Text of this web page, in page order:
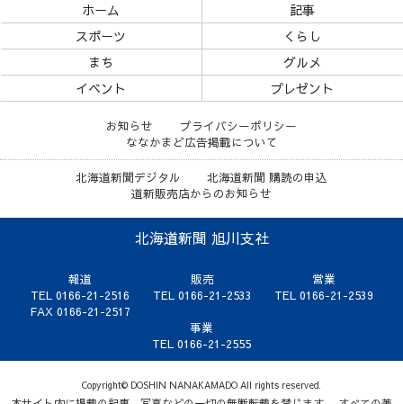
ホーム
記事
スポーツ
くらし
まち
グルメ
イベント
プレゼント
お知らせ
プライバシーポリシー
ななかまど広告掲載について
北海道新聞デジタル
北海道新聞 購読の申込
道新販売店からのお知らせ
北海道新聞 旭川支社
報道
TEL 0166-21-2516
FAX 0166-21-2517
販売
TEL 0166-21-2533
営業
TEL 0166-21-2539
事業
TEL 0166-21-2555
Copyright© DOSHIN NANAKAMADO All rights reserved.